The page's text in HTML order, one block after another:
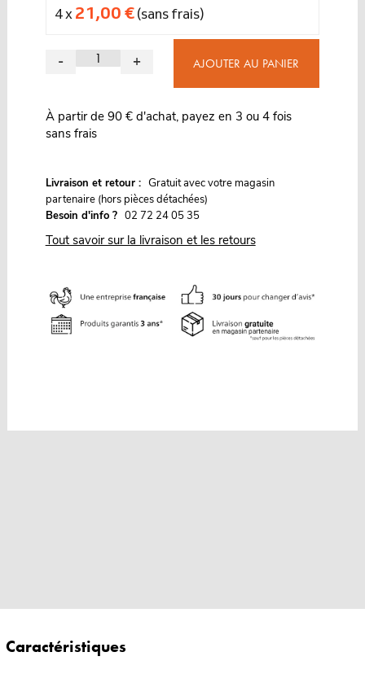
4 x 21,00 €(sans frais)
- + AJOUTER AU PANIER
À partir de 90 € d'achat, payez en 3 ou 4 fois
sans frais
Livraison et retour : Gratuit avec votre magasin
partenaire (hors pièces détachées)
Besoin d'info ? 02 72 24 05 35
Tout savoir sur la livraison et les retours
Caractéristiques